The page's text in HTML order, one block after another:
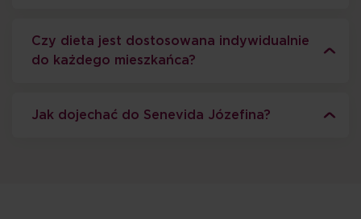
Czy dieta jest dostosowana indywidualnie
do każdego mieszkańca?
Jak dojechać do Senevida Józefina?